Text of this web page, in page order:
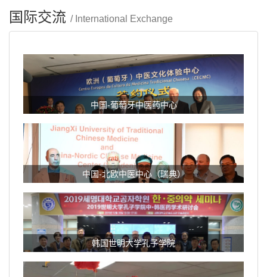
国际交流 / International Exchange
中国-葡萄牙中医药中心
中国-北欧中医中心（瑞典）
韩国世明大学孔子学院